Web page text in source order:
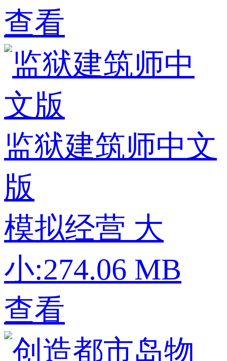
查看
监狱建筑师中文
版
模拟经营 大
小:274.06 MB
查看